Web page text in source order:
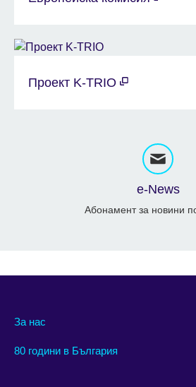
Проект K-TRIO
e-News
Абонамент за новини
За нас
80 години в България